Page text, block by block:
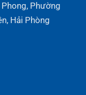
Phường
Hải Phòng